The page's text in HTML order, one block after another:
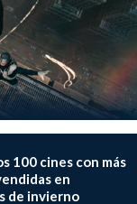
100 cines con más
en
de invierno